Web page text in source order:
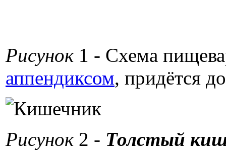
Рисунок1 - Схема
аппендиксом, придётся
Рисунок2 - Толстый